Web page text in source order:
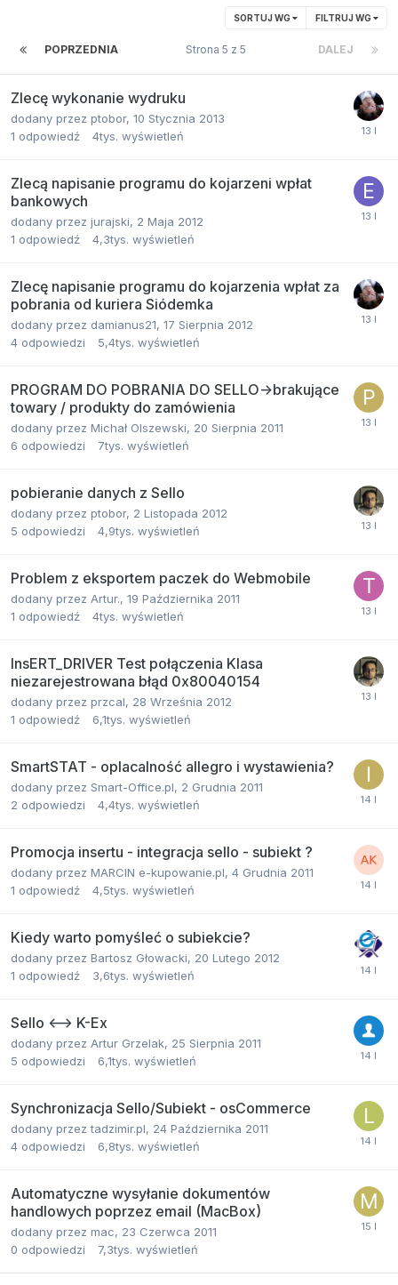
SORTUJ WG FILTRUJ WG
POPRZEDNIA DALEJ
Strona 5 z 5
Zlecę wykonanie wydruku
dodany przez ptobor, 10 Stycznia 2013
1 odpowiedź 4tys. wyświetleń
Zlecą napisanie programu do kojarzeni wpłat
bankowych
dodany przez jurajski, 2 Maja 2012
1 odpowiedź 4,3tys. wyświetleń
Zlecę napisanie programu do kojarzenia wpłat za
pobrania od kuriera Siódemka
dodany przez damianus21, 17 Sierpnia 2012
4 odpowiedzi 5,4tys. wyświetleń
PROGRAM DO POBRANIA DO SELLO->brakujące
towary / produkty do zamówienia
dodany przez Michał Olszewski, 20 Sierpnia 2011
6 odpowiedzi 7tys. wyświetleń
pobieranie danych z Sello
dodany przez ptobor, 2 Listopada 2012
5 odpowiedzi 4,9tys. wyświetleń
Problem z eksportem paczek do Webmobile
dodany przez Artur., 19 Października 2011
1 odpowiedź 4tys. wyświetleń
InsERT_DRIVER Test połączenia Klasa
niezarejestrowana błąd 0x80040154
dodany przez przcal, 28 Września 2012
1 odpowiedź 6,1tys. wyświetleń
SmartSTAT - oplacalność allegro i wystawienia?
dodany przez Smart-Office.pl, 2 Grudnia 2011
2 odpowiedzi 4,4tys. wyświetleń
Promocja insertu - integracja sello - subiekt ?
dodany przez MARCIN e-kupowanie.pl, 4 Grudnia 2011
1 odpowiedź 4,5tys. wyświetleń
Kiedy warto pomyśleć o subiekcie?
dodany przez Bartosz Głowacki, 20 Lutego 2012
1 odpowiedź 3,6tys. wyświetleń
Sello <--> K-Ex
dodany przez Artur Grzelak, 25 Sierpnia 2011
5 odpowiedzi 6,1tys. wyświetleń
Synchronizacja Sello/Subiekt - osCommerce
dodany przeztadzimir.pl, 24 Października 2011
4 odpowiedzi 6,8tys. wyświetleń
Automatyczne wysyłanie dokumentów
handlowych poprzez email (MacBox)
dodany przez mac, 23 Czerwca 2011
0 odpowiedzi 7,3tys. wyświetleń